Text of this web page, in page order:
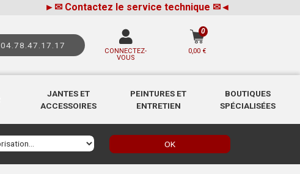
► ✉ Contactez le service technique ✉◄
04.78.47.17.17
CONNECTEZ-
VOUS
0,00 €
0
JANTES ET
ACCESSOIRES
PEINTURES ET
ENTRETIEN
BOUTIQUES
SPÉCIALISÉES
OK